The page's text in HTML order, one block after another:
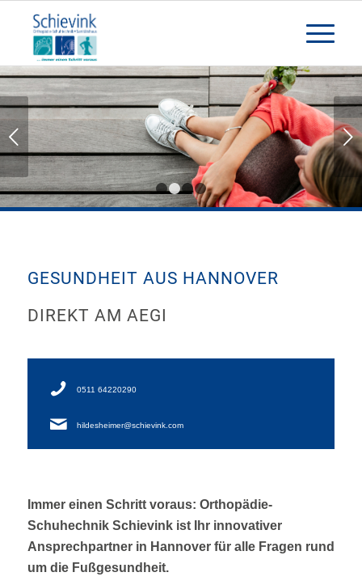
KOMFORTSCHUHE
Weiter
1 2 3 4
GESUNDHEIT AUS HANNOVER
DIREKT AM AEGI
0511 64220290
hildesheimer@schievink.com
Immer einen Schritt voraus: Orthopädie-
Schuhechnik Schievink ist Ihr innovativer
Ansprechpartner in Hannover für alle Fragen rund
um die Fußgesundheit.